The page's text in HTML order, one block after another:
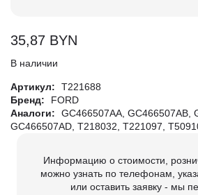
35,87 BYN
В наличии
Артикул:
T221688
Бренд:
FORD
Аналоги:
GC466507AA, GC466507AB,
GC466507AD, T218032, T221097,
Информацию о стоимости,
можно узнать по телефонам,
или оставить заявку - мы